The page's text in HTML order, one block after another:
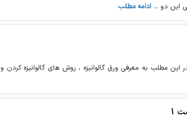
این دو ... ادامه مطلب
در این مطلب به معرفی ورق گالوانیزه ، روش های گالوانیزه کردن و
1